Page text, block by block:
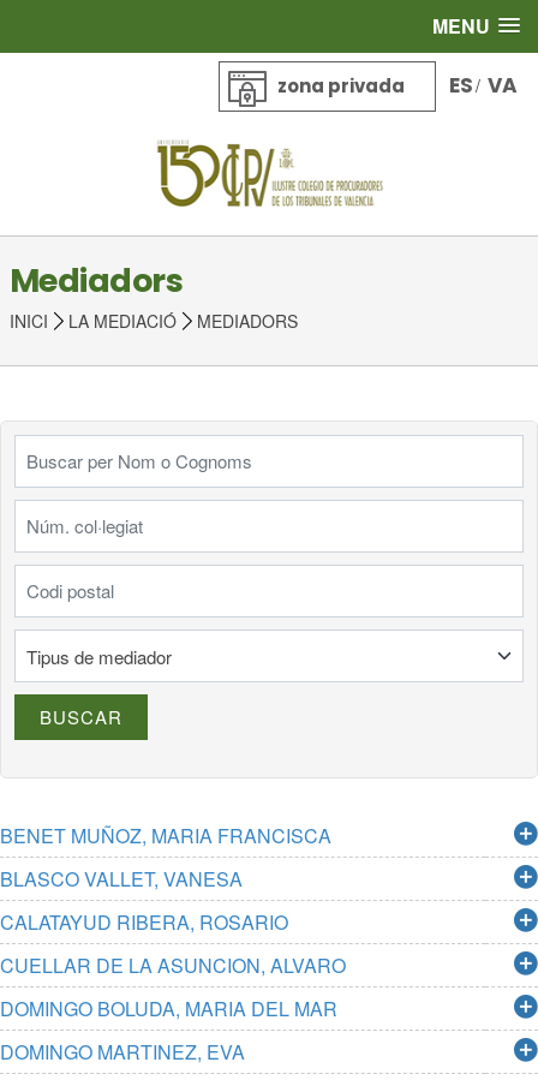
MENU
zona privada ES/ VA
Mediadors
INICI LA MEDIACIÓ MEDIADORS
BUSCAR
BENET MUÑOZ, MARIA FRANCISCA
BLASCO VALLET, VANESA
CALATAYUD RIBERA, ROSARIO
CUELLAR DE LA ASUNCION, ALVARO
DOMINGO BOLUDA, MARIA DEL MAR
DOMINGO MARTINEZ, EVA